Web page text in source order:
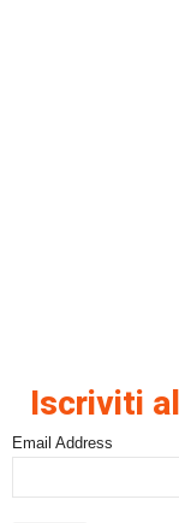
Iscriviti
Email Address